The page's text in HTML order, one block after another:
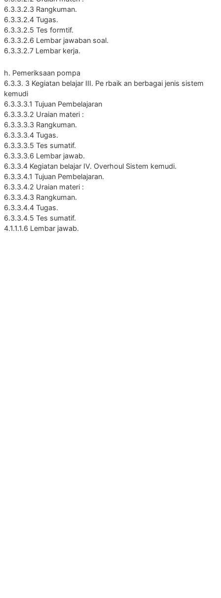
6.3.3.2.3 Rangkuman.
6.3.3.2.4 Tugas.
6.3.3.2.5 Tes formtif.
6.3.3.2.6 Lembar jawaban soal.
6.3.3.2.7 Lembar kerja.
h. Pemeriksaan pompa
6.3.3. 3 Kegiatan belajar III. Pe rbaik an berbagai jenis sistem
kemudi
6.3.3.3.1 Tujuan Pembelajaran
6.3.3.3.2 Uraian materi :
6.3.3.3.3 Rangkuman.
6.3.3.3.4 Tugas.
6.3.3.3.5 Tes sumatif.
6.3.3.3.6 Lembar jawab.
6.3.3.4 Kegiatan belajar IV. Overhoul Sistem kemudi.
6.3.3.4.1 Tujuan Pembelajaran.
6.3.3.4.2 Uraian materi :
6.3.3.4.3 Rangkuman.
6.3.3.4.4 Tugas.
6.3.3.4.5 Tes sumatif.
4.1.1.1.6 Lembar jawab.